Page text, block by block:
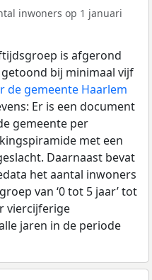
inwoners op 1 januari
is afgerond
bij minimaal vijf
de gemeente Haarlem
Er is een document
gemeente per
met een
Daarnaast bevat
het aantal inwoners
van ‘0 tot 5 jaar’ tot
viercijferige
jaren in de periode